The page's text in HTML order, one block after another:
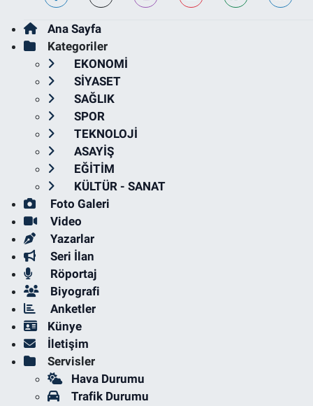
Ana Sayfa
Kategoriler
EKONOMİ
SİYASET
SAĞLIK
SPOR
TEKNOLOJİ
ASAYİŞ
EĞİTİM
KÜLTÜR - SANAT
Foto Galeri
Video
Yazarlar
Seri İlan
Röportaj
Biyografi
Anketler
Künye
İletişim
Servisler
Hava Durumu
Trafik Durumu